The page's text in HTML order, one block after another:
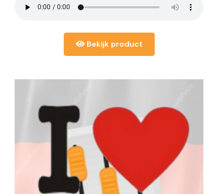
Bekijk product